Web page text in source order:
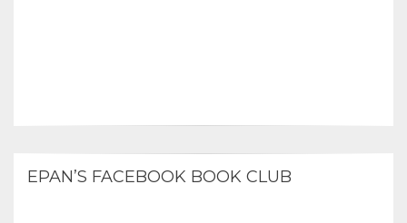
EPAN’S FACEBOOK BOOK CLUB